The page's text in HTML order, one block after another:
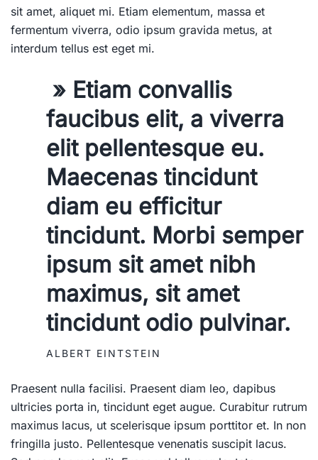
sit amet, aliquet mi. Etiam elementum, massa et
fermentum viverra, odio ipsum gravida metus, at
interdum tellus est eget mi.
» Etiam convallis
faucibus elit, a viverra
elit pellentesque eu.
Maecenas tincidunt
diam eu efficitur
tincidunt. Morbi semper
ipsum sit amet nibh
maximus, sit amet
tincidunt odio pulvinar.
ALBERT EINTSTEIN
Praesent nulla facilisi. Praesent diam leo, dapibus
ultricies porta in, tincidunt eget augue. Curabitur rutrum
maximus lacus, ut scelerisque ipsum porttitor et. In non
fringilla justo. Pellentesque venenatis suscipit lacus.